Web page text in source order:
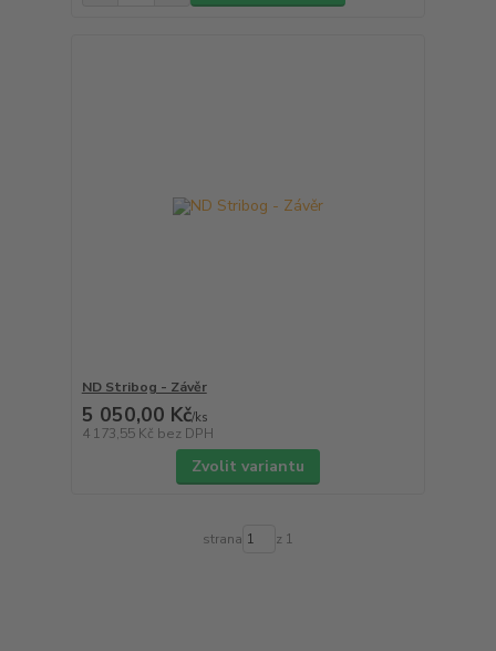
ND Stribog - Závěr
5 050,00 Kč/ks
4 173,55 Kč bez DPH
Zvolit variantu
strana z 1